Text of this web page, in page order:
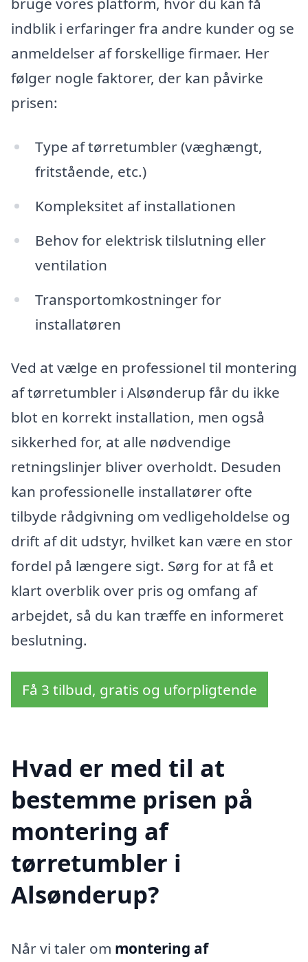
indblik i erfaringer fra andre kunder og se
anmeldelser af forskellige firmaer. Her
følger nogle faktorer, der kan påvirke
prisen:
Type af tørretumbler (væghængt,
fritstående, etc.)
Kompleksitet af installationen
Behov for elektrisk tilslutning eller
ventilation
Transportomkostninger for
installatøren
Ved at vælge en professionel til montering
af tørretumbler i Alsønderup får du ikke
blot en korrekt installation, men også
sikkerhed for, at alle nødvendige
retningslinjer bliver overholdt. Desuden
kan professionelle installatører ofte
tilbyde rådgivning om vedligeholdelse og
drift af dit udstyr, hvilket kan være en stor
fordel på længere sigt. Sørg for at få et
klart overblik over pris og omfang af
arbejdet, så du kan træffe en informeret
beslutning.
Få 3 tilbud, gratis og uforpligtende
Hvad er med til at
bestemme prisen på
montering af
tørretumbler i
Alsønderup?
Når vi taler om montering af